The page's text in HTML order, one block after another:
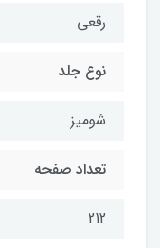
رقعی
نوع جلد
شومیز
تعداد صفحه
212